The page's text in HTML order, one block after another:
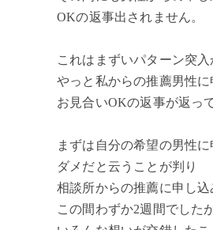
OKの返事出されません。
これはまずいパターン突
やっと私からの推薦男性に
お見合いOKの返事が返っ
まずは自分の希望の男性
ダメだと云うことが判り
相談所からの推薦に申し込
この間わずか2週間でした